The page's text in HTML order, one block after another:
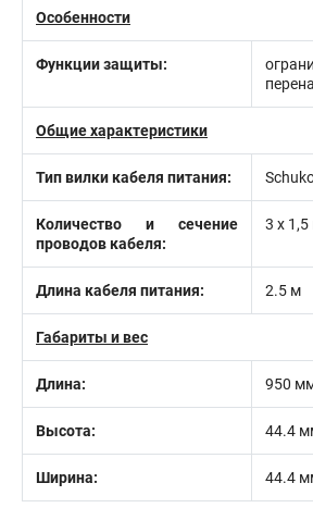
Особенности
Функции защиты:
Общие характеристики
Тип вилки кабеля питания:
Количество и сечение
проводов кабеля:
3 х
Длина кабеля питания: 2.5 м
Габариты и вес
Длина: 950
Высота: 44.4
Ширина: 44.4